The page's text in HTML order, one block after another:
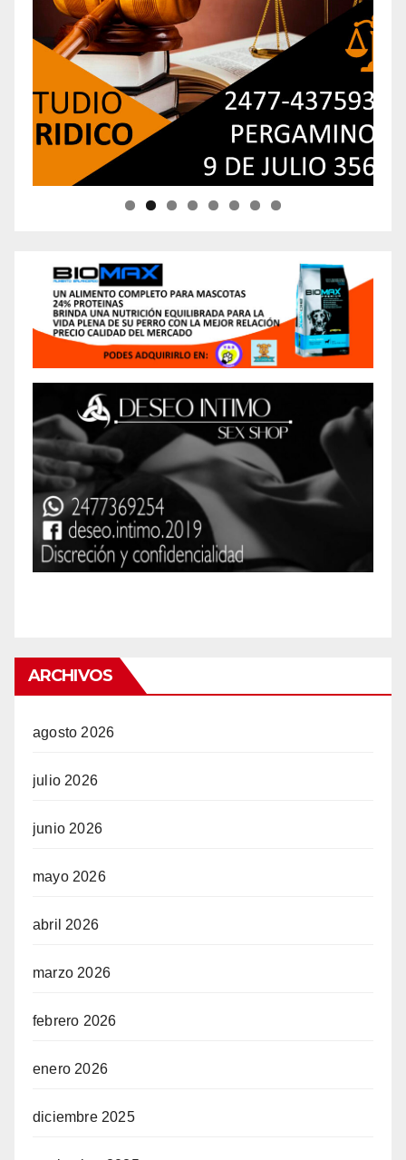
ARCHIVOS
agosto 2026
julio 2026
junio 2026
mayo 2026
abril 2026
marzo 2026
febrero 2026
enero 2026
diciembre 2025